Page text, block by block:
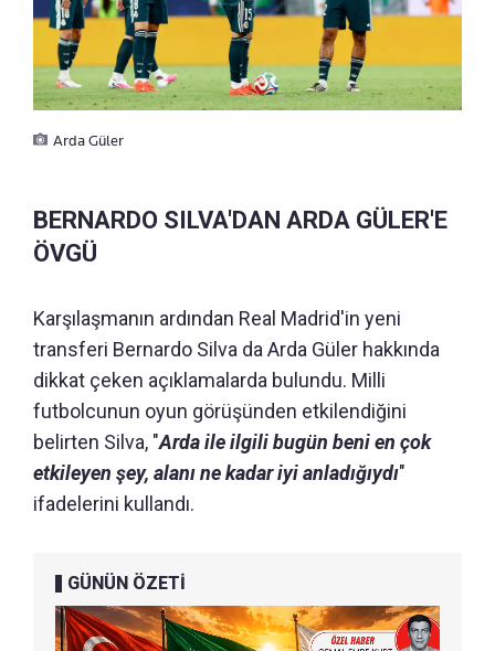
Arda Güler
BERNARDO SILVA'DAN ARDA GÜLER'E
ÖVGÜ
Karşılaşmanın ardından Real Madrid'in yeni
transferi Bernardo Silva da Arda Güler hakkında
dikkat çeken açıklamalarda bulundu. Milli
futbolcunun oyun görüşünden etkilendiğini
belirten Silva, "Arda ile ilgili bugün beni en çok
etkileyen şey, alanı ne kadar iyi anladığıydı"
ifadelerini kullandı.
GÜNÜN ÖZETİ